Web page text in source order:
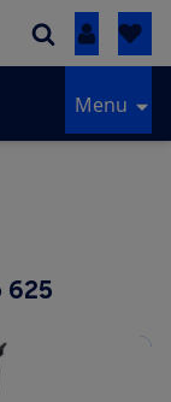
Inloggen
Menu
625